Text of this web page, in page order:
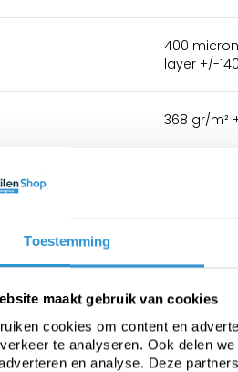
Toestemming
maakt gebruik van cookies
cookies om content en
te analyseren. Ook delen
en analyse. Deze
400
layer +/-
368 gr/m²